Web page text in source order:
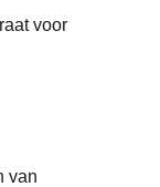
voor
van